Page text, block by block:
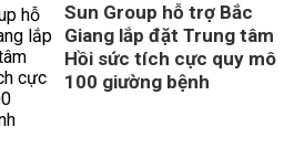
Sun Group hỗ trợ Bắc
Giang lắp đặt Trung tâm
Hồi sức tích cực quy mô
100 giường bệnh